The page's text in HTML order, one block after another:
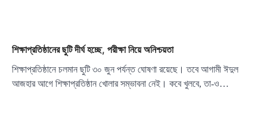
শিক্ষাপ্রতিষ্ঠানের ছুটি দীর্ঘ হচ্ছে, পরীক্ষা নিয়ে অনিশ্চয়তা
শিক্ষাপ্রতিষ্ঠানে চলমান ছুটি ৩০ জুন পর্যন্ত ঘোষণা রয়েছে। তবে আগামী ঈদুল
আজহার আগে শিক্ষাপ্রতিষ্ঠান খোলার সম্ভাবনা নেই। কবে খুলবে, তা-ও…